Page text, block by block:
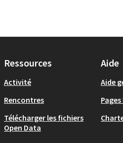
Ressources
Activité
Rencontres
Télécharger les fichiers
Open Data
Aide
Aide